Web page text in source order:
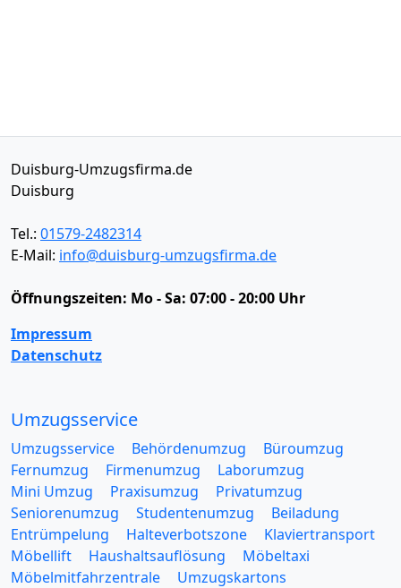
Duisburg-Umzugsfirma.de
Duisburg
Tel.: 01579-2482314
E-Mail: info@duisburg-umzugsfirma.de
Öffnungszeiten: Mo - Sa: 07:00 - 20:00 Uhr
Impressum
Datenschutz
Umzugsservice
Umzugsservice Behördenumzug
Büroumzug
Fernumzug
Firmenumzug
Laborumzug
Mini Umzug
Praxisumzug
Privatumzug
Seniorenumzug
Studentenumzug
Beiladung
Entrümpelung
Halteverbotszone
Klaviertransport
Möbellift
Haushaltsauflösung
Möbeltaxi
Möbelmitfahrzentrale
Umzugskartons